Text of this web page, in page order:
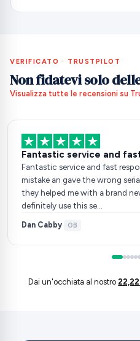
VERIFICATO · TRUSTPILOT
Non fidatevi solo
Visualizza tutte le recensioni su
Fantastic service and
Fantastic service and fast
mistake an gave the wrong
they helped me with a brand
definitely use this se…
Dan Cabby· GB
Dai un'occhiata al nostro